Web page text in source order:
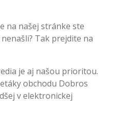
na našej stránke ste
Tak prejdite na
je aj našou prioritou.
obchodu Dobros
v elektronickej